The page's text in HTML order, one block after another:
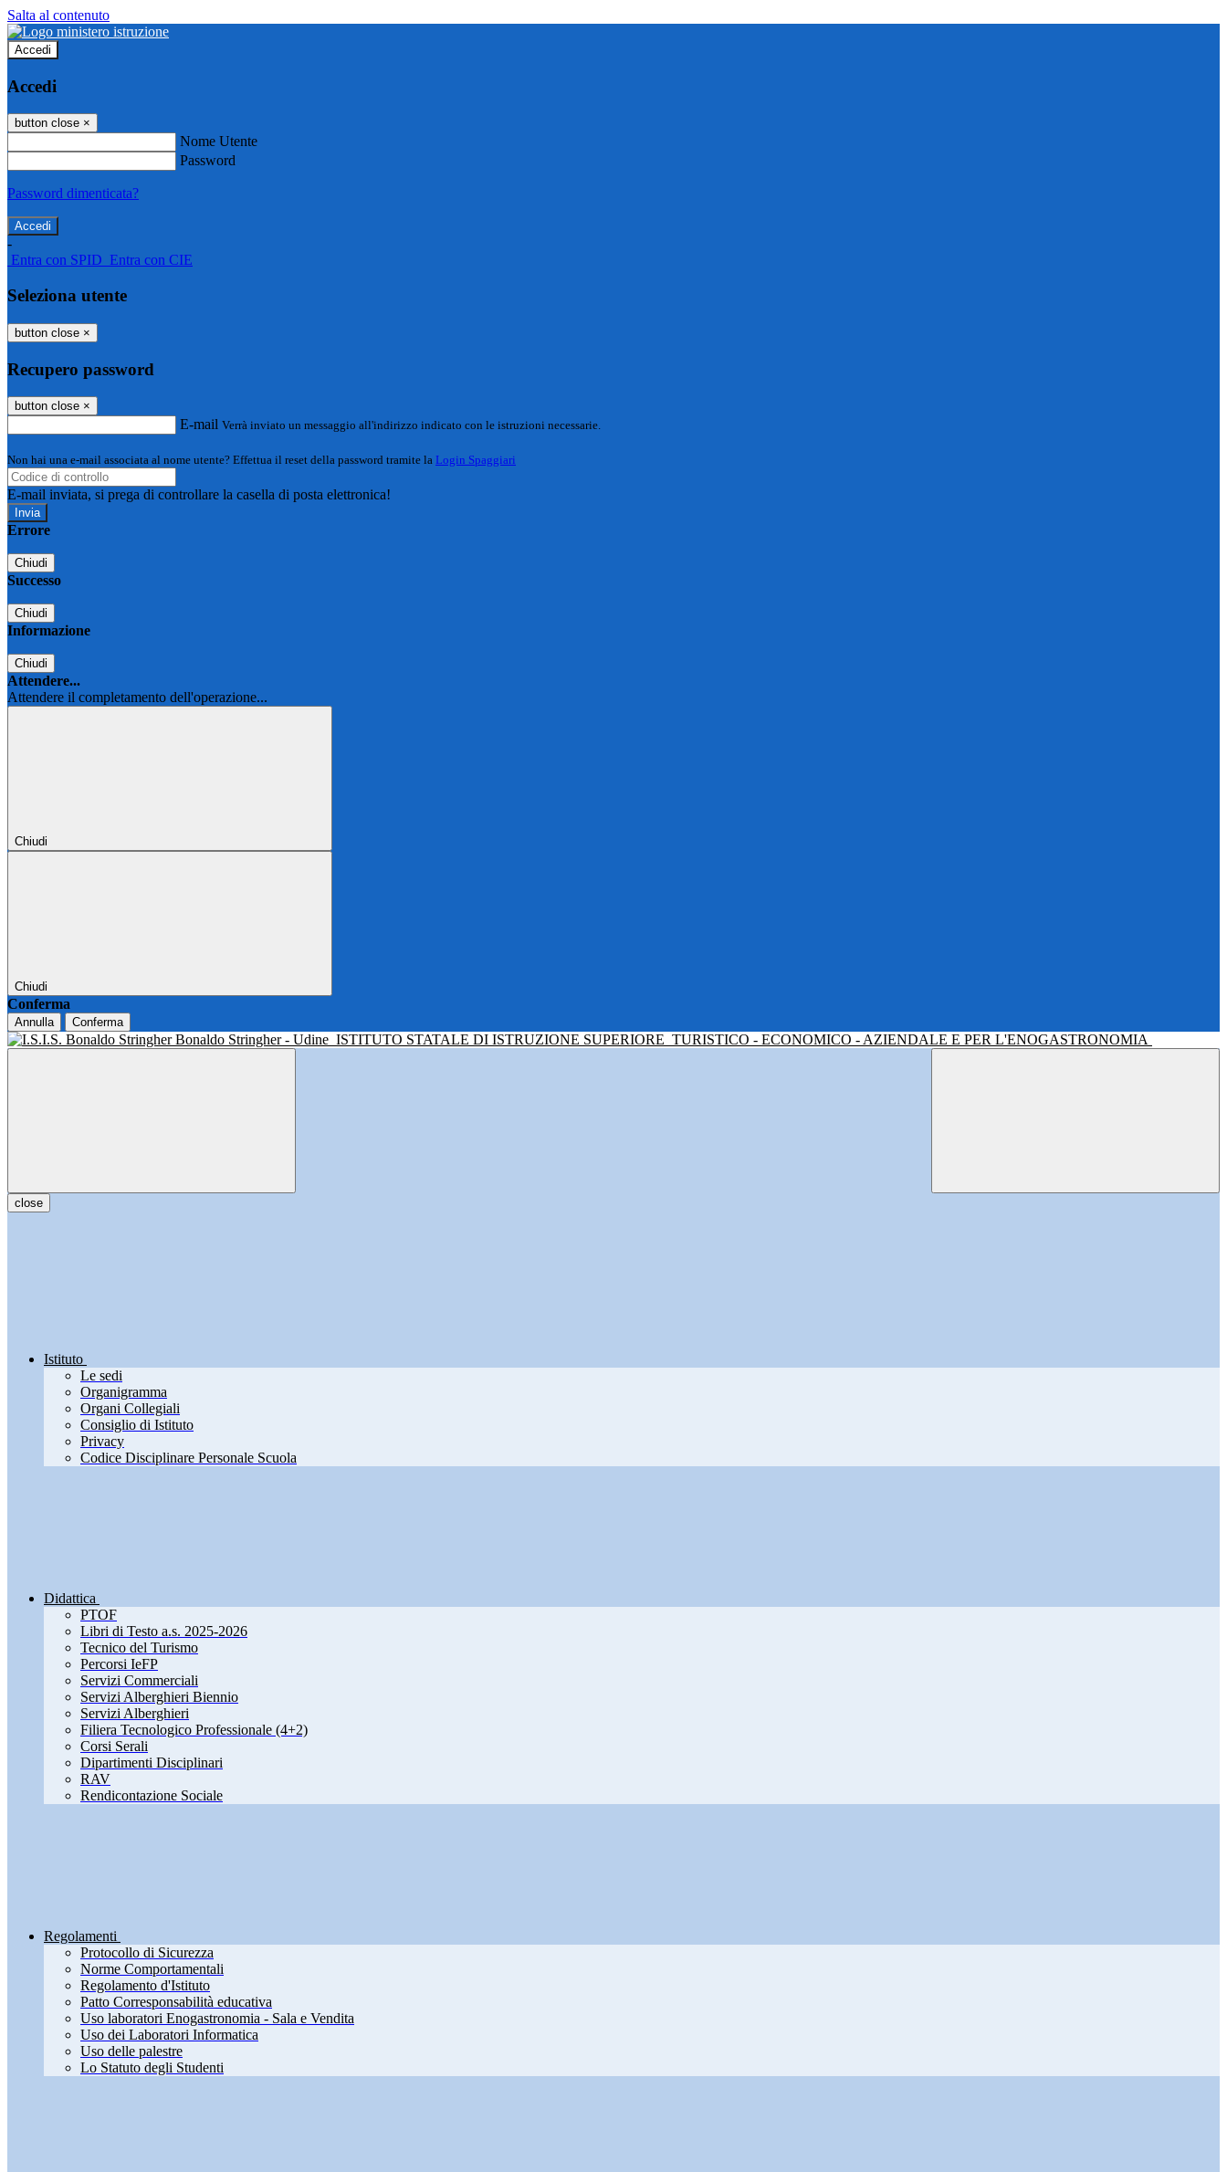
Salta al contenuto
Accedi
Accedi
button close ×
Nome Utente
Password
Password dimenticata?
-
Entra con SPID Entra con CIE
Seleziona utente
button close ×
Recupero password
button close ×
E-mail Verrà inviato un messaggio all'indirizzo indicato con le istruzioni necessarie.
Non hai una e-mail associata al nome utente? Effettua il reset della password tramite la Login Spaggiari
E-mail inviata, si prega di controllare la casella di posta elettronica!
Errore
Chiudi
Successo
Chiudi
Informazione
Chiudi
Attendere...
Attendere il completamento dell'operazione...
Chiudi
Chiudi
Conferma
Annulla Conferma
Bonaldo Stringher - Udine ISTITUTO STATALE DI ISTRUZIONE SUPERIORE TURISTICO - ECONOMICO - AZIENDALE E PER L'ENOGASTRONOMIA
close
Istituto
Le sedi
Organigramma
Organi Collegiali
Consiglio di Istituto
Privacy
Codice Disciplinare Personale Scuola
Didattica
PTOF
Libri di Testo a.s. 2025-2026
Tecnico del Turismo
Percorsi IeFP
Servizi Commerciali
Servizi Alberghieri Biennio
Servizi Alberghieri
Filiera Tecnologico Professionale (4+2)
Corsi Serali
Dipartimenti Disciplinari
RAV
Rendicontazione Sociale
Regolamenti
Protocollo di Sicurezza
Norme Comportamentali
Regolamento d'Istituto
Patto Corresponsabilità educativa
Uso laboratori Enogastronomia - Sala e Vendita
Uso dei Laboratori Informatica
Uso delle palestre
Lo Statuto degli Studenti